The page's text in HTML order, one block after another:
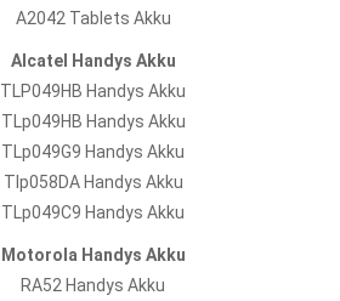
A2042 Tablets Akku
Alcatel Handys Akku
TLP049HB Handys Akku
TLp049HB Handys Akku
TLp049G9 Handys Akku
Tlp058DA Handys Akku
TLp049C9 Handys Akku
Motorola Handys Akku
RA52 Handys Akku